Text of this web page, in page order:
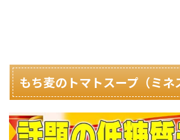
もち麦のトマトスープ（ミネ